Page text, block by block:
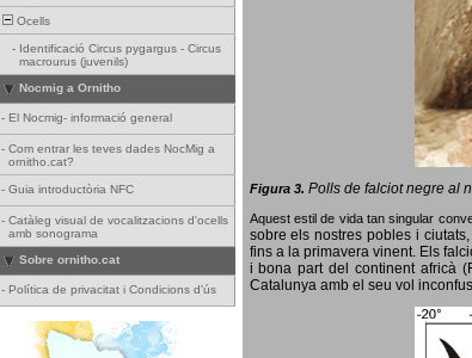
Ocells
- Identificació Circus pygargus - Circus
macrourus (juvenils)
Nocmig a Ornitho
- El Nocmig- informació general
- Com entrar les teves dades NocMig a
ornitho.cat?
- Guia introductòria NFC
- Catàleg visual de vocalitzacions d'ocells
amb sonograma
Sobre ornitho.cat
- Política de privacitat i Condicions d'ús
Figura 3. Polls de falciot negre al
Aquest estil de vida tan singular
sobre els nostres pobles i
fins a la primavera vinent. Els
i bona part del continent africà
Catalunya amb el seu vol